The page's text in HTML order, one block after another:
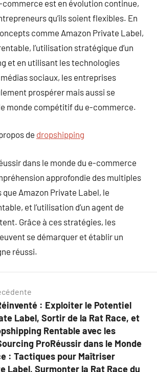
commerce est en évolution continue,
qu’ils soient flexibles. En
comme Amazon Private Label,
l’utilisation stratégique d’un
et en utilisant les technologies
sociaux, les entreprises
prospérer mais aussi se
monde compétitif du e-commerce.
de dropshipping
dans le monde du e-commerce
approfondie des multiples
Amazon Private Label, le
et l’utilisation d’un agent de
Grâce à ces stratégies, les
se démarquer et établir un
réussi.
: Exploiter le Potentiel
Label, Sortir de la Rat Race, et
Rentable avec les
ProRéussir dans le Monde
: Tactiques pour Maîtriser
Label, Surmonter la Rat Race du